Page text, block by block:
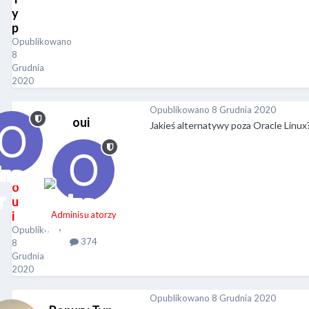
y
p
Opublikowano
8
Grudnia
2020
o
u
i
Opublikowano
8
Grudnia
2020
oui
Administratorzy
374
Opublikowano 8 Grudnia 2020
Jakieś alternatywy poza Oracle
Opublikowano 8 Grudnia 2020